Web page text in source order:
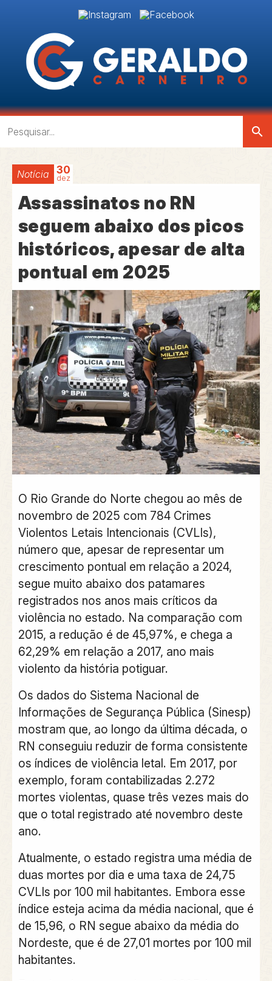
search
Notícia 30
dez
Assassinatos no RN
seguem abaixo dos picos
históricos, apesar de alta
pontual em 2025
O Rio Grande do Norte chegou ao mês de
novembro de 2025 com 784 Crimes
Violentos Letais Intencionais (CVLIs),
número que, apesar de representar um
crescimento pontual em relação a 2024,
segue muito abaixo dos patamares
registrados nos anos mais críticos da
violência no estado. Na comparação com
2015, a redução é de 45,97%, e chega a
62,29% em relação a 2017, ano mais
violento da história potiguar.
Os dados do Sistema Nacional de
Informações de Segurança Pública (Sinesp)
mostram que, ao longo da última década, o
RN conseguiu reduzir de forma consistente
os índices de violência letal. Em 2017, por
exemplo, foram contabilizadas 2.272
mortes violentas, quase três vezes mais do
que o total registrado até novembro deste
ano.
Atualmente, o estado registra uma média de
duas mortes por dia e uma taxa de 24,75
CVLIs por 100 mil habitantes. Embora esse
índice esteja acima da média nacional, que é
de 15,96, o RN segue abaixo da média do
Nordeste, que é de 27,01 mortes por 100 mil
habitantes.